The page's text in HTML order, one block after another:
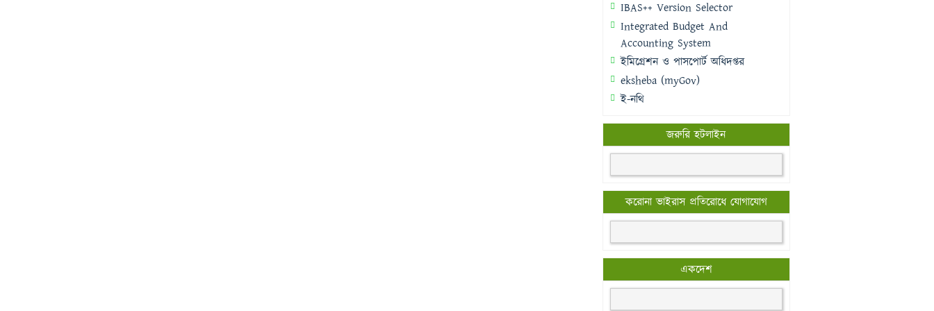
IBAS++ Version Selector
Integrated Budget And
Accounting System
ইমিগ্রেশন ও পাসপোর্ট অধিদপ্তর
eksheba (myGov)
ই-নথি
জরুরি হটলাইন
করোনা ভাইরাস প্রতিরোধে যোগাযোগ
একদেশ